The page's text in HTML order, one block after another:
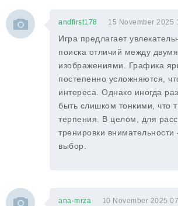
andfirst178 15 November 2025
Игра предлагает
поиска отличий между двумя
изображениями. Графика
постепенно усложняются,
интереса. Однако иногда
быть слишком тонкими, что
терпения. В целом, для
тренировки внимательности
выбор.
ana-mrza 10 November 2025